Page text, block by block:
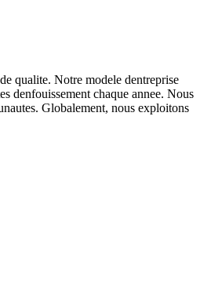
qualite. Notre modele dentreprise
denfouissement chaque annee. Nous
Globalement, nous exploitons